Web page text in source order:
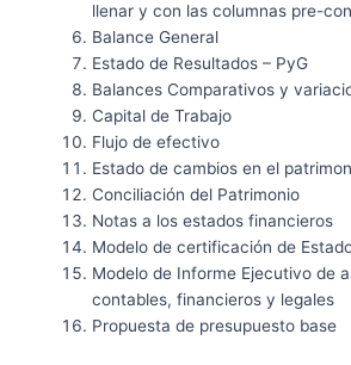
llenar y con las columnas pre-
Balance General
Estado de Resultados – PyG
Balances Comparativos y
Capital de Trabajo
Flujo de efectivo
Estado de cambios en el
Conciliación del Patrimonio
Notas a los estados financieros
Modelo de certificación de
Modelo de Informe Ejecutivo de
contables, financieros y legales
Propuesta de presupuesto base